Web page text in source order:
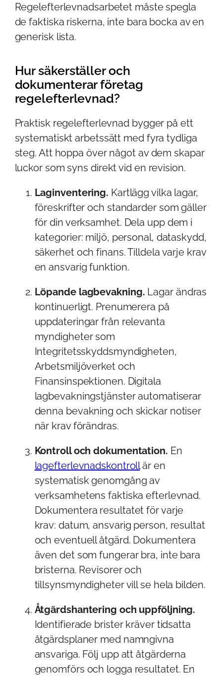
Regelefterlevnadsarbetet måste spegla
de faktiska riskerna, inte bara bocka av en
generisk lista.
Hur säkerställer och
dokumenterar företag
regelefterlevnad?
Praktisk regelefterlevnad bygger på ett
systematiskt arbetssätt med fyra tydliga
steg. Att hoppa över något av dem skapar
luckor som syns direkt vid en revision.
Laginventering. Kartlägg vilka lagar,
föreskrifter och standarder som gäller
för din verksamhet. Dela upp dem i
kategorier: miljö, personal, dataskydd,
säkerhet och finans. Tilldela varje krav
en ansvarig funktion.
Löpande lagbevakning. Lagar ändras
kontinuerligt. Prenumerera på
uppdateringar från relevanta
myndigheter som
Integritetsskyddsmyndigheten,
Arbetsmiljöverket och
Finansinspektionen. Digitala
lagbevakningstjänster automatiserar
denna bevakning och skickar notiser
när krav förändras.
Kontroll och dokumentation. En
lagefterlevnadskontrollär en
systematisk genomgång av
verksamhetens faktiska efterlevnad.
Dokumentera resultatet för varje
krav: datum, ansvarig person, resultat
och eventuell åtgärd. Dokumentera
även det som fungerar bra, inte bara
bristerna. Revisorer och
tillsynsmyndigheter vill se hela bilden.
Åtgärdshantering och uppföljning.
Identifierade brister kräver tidsatta
åtgärdsplaner med namngivna
ansvariga. Följ upp att åtgärderna
genomförs och logga resultatet. En